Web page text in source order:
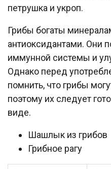
петрушка и укроп.
Грибы богаты
антиоксидантами. Они
иммунной системы и
Однако перед
помнить, что грибы
поэтому их следует
виде.
Шашлык из грибов
Грибное рагу